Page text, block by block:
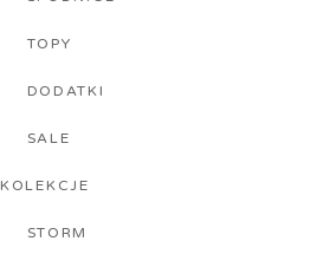
TOPY
DODATKI
SALE
KOLEKCJE
STORM